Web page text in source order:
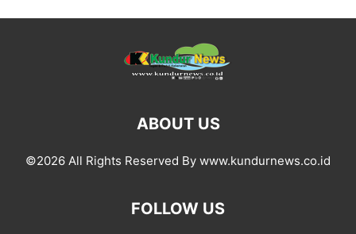
ABOUT US
©2026 All Rights Reserved By www.kundurnews.co.id
FOLLOW US